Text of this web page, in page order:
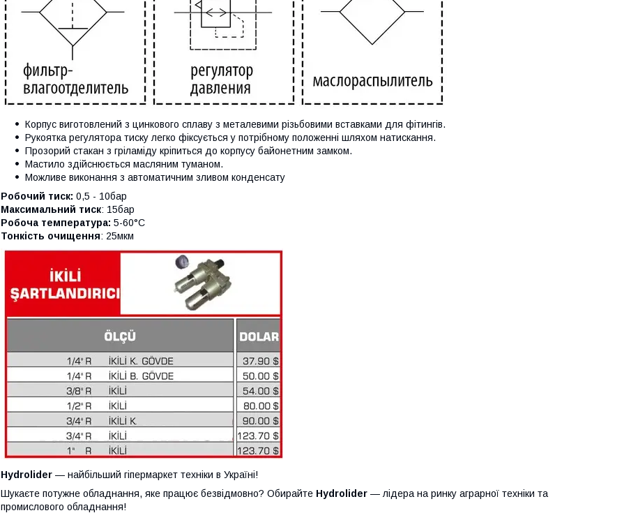
Корпус виготовлений з цинкового сплаву з металевими різьбовими вставками для фітингів.
Рукоятка регулятора тиску легко фіксується у потрібному положенні шляхом натискання.
Прозорий стакан з гріламіду кріпиться до корпусу байонетним замком.
Мастило здійснюється масляним туманом.
Можливе виконання з автоматичним зливом конденсату
Робочий тиск: 0,5 - 10бар
Максимальний тиск: 15бар
Робоча температура: 5-60°C
Тонкість очищення: 25мкм
Hydrolider — найбільший гіпермаркет техніки в Україні!
Шукаєте потужне обладнання, яке працює безвідмовно? Обирайте Hydrolider — лідера на ринку аграрної техніки та
промислового обладнання!